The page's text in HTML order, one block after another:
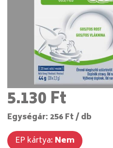
5.130 Ft
Egységár: 256 Ft / db
EP kártya: Nem